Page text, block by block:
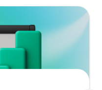
вы сами уже что-то
подойдет. Будет
и тренажеры, плюс
допытывать их
и ничего не
дай бог пригодятся